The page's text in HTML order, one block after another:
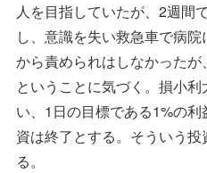
人を目指していたが、2週間
し、意識を失い救急車で病
から責められはしなかった
ということに気づく。損小
い、1日の目標である1%の
資は終了とする。そういう
る。